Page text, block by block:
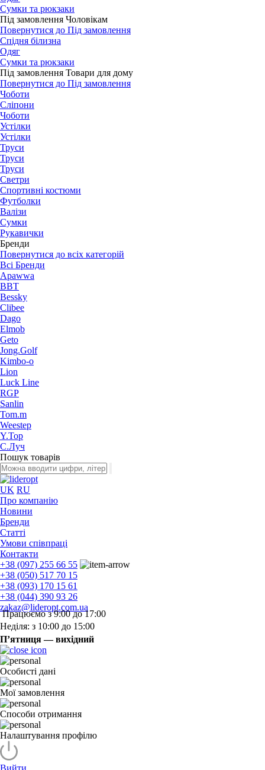
Сумки та рюкзаки
Під замовлення Чоловікам
Повернутися до Під замовлення
Спідня білизна
Одяг
Сумки та рюкзаки
Під замовлення Товари для дому
Повернутися до Під замовлення
Чоботи
Сліпони
Чоботи
Устілки
Устілки
Труси
Труси
Труси
Светри
Спортивні костюми
Футболки
Валізи
Сумки
Рукавички
Бренди
Повернутися до всіх категорій
Всі Бренди
Apawwa
BBT
Bessky
Clibee
Dago
Elmob
Geto
Jong.Golf
Kimbo-o
Lion
Luck Line
RGP
Sanlin
Tom.m
Weestep
Y.Top
С.Луч
Пошук товарів
UK RU
Про компанію
Новини
Бренди
Статті
Умови співпраці
Контакти
+38 (097) 255 66 55
+38 (050) 517 70 15
+38 (093) 170 15 61
+38 (044) 390 93 26
zakaz@lideropt.com.ua
Працюємо з 9:00 до 17:00
Неділя: з 10:00 до 15:00
П’ятниця — вихідний
Особисті дані
Мої замовлення
Способи отримання
Налаштування профілю
Вийти